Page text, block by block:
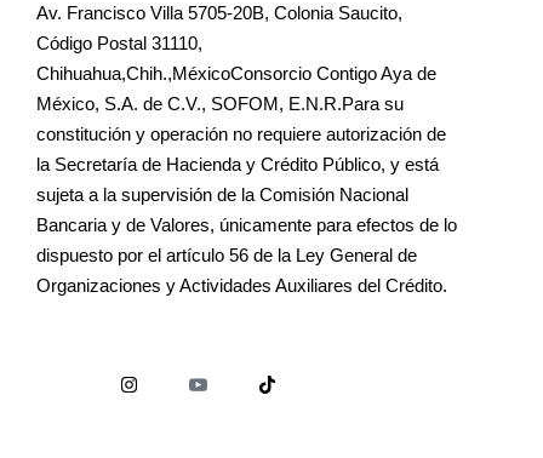
Av. Francisco Villa 5705-20B, Colonia Saucito,
Código Postal 31110,
Chihuahua,Chih.,MéxicoConsorcio Contigo Aya de
México, S.A. de C.V., SOFOM, E.N.R.Para su
constitución y operación no requiere autorización de
la Secretaría de Hacienda y Crédito Público, y está
sujeta a la supervisión de la Comisión Nacional
Bancaria y de Valores, únicamente para efectos de lo
dispuesto por el artículo 56 de la Ley General de
Organizaciones y Actividades Auxiliares del Crédito.